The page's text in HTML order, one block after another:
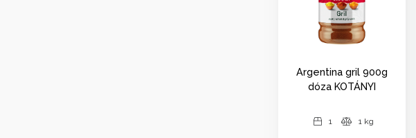
Argentina gril 900g
dóza KOTÁNYI
1 1 kg